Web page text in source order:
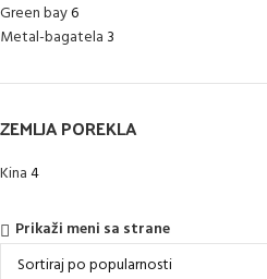
Green bay6
Metal-bagatela 3
ZEMLJA POREKLA
Kina4
Prikaži meni sa strane